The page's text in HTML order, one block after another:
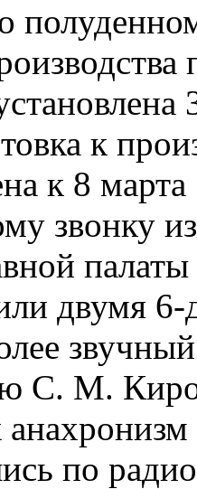
к
к 8
звонку
двумя
С. М.
по